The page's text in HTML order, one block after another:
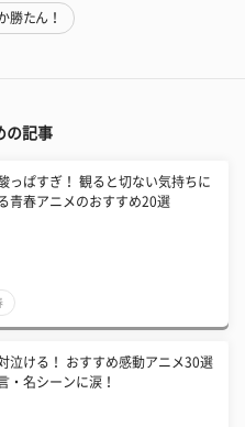
勝たん！
の記事
っぱすぎ！ 観ると切ない気持ちに
青春アニメのおすすめ20選
泣ける！ おすすめ感動アニメ30選
・名シーンに涙！